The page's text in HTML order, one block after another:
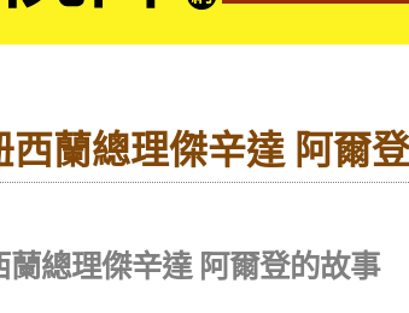
蘭總理傑辛達 阿爾
總理傑辛達 阿爾登的故事